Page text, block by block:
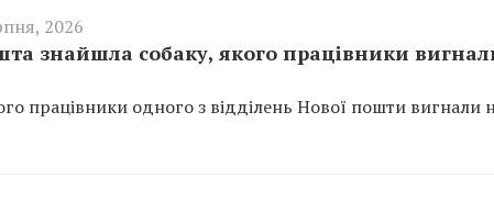
2026
знайшла собаку, якого працівники
працівники одного з відділень Нової пошти вигнали